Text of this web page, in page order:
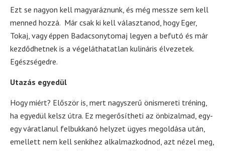
Ezt se nagyon kell magyaráznunk, és még messze sem kell
menned hozzá. Már csak ki kell választanod, hogy Eger,
Tokaj, vagy éppen Badacsonytomaj legyen a befutó és már
kezdődhetnek is a végeláthatatlan kulináris élvezetek.
Egészségedre.
Utazás egyedül
Hogy miért? Először is, mert nagyszerű önismereti tréning,
ha egyedül kelsz útra. Ez megerősítheti az önbizalmad, egy-
egy váratlanul felbukkanó helyzet ügyes megoldása után,
emellett nem kell senkihez alkalmazkodnod, azt nézel meg,